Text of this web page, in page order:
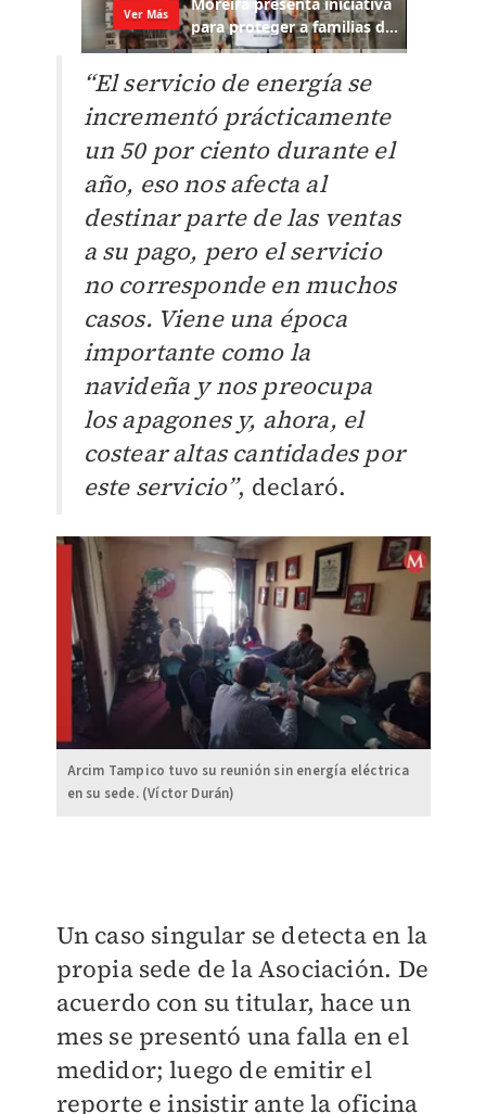
“El servicio de energía se
incrementó prácticamente
un 50 por ciento durante el
año, eso nos afecta al
destinar parte de las ventas
a su pago, pero el servicio
no corresponde en muchos
casos. Viene una época
importante como la
navideña y nos preocupa
los apagones y, ahora, el
costear altas cantidades por
este servicio”, declaró.
Arcim Tampico tuvo su reunión sin energía eléctrica
en su sede. (Víctor Durán)
Un caso singular se detecta en la
propia sede de la Asociación. De
acuerdo con su titular, hace un
mes se presentó una falla en el
medidor; luego de emitir el
reporte e insistir ante la oficina